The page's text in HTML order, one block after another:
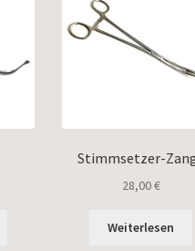
Stimmsetzer-
28,00€
Weiterlesen